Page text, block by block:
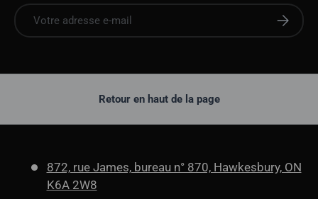
E-mail
Retour en haut de la page
872, rue James, bureau n° 870, Hawkesbury, ON
K6A 2W8